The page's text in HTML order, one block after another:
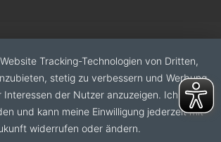
Tracking-Technologien von Dritten,
stetig zu verbessern und Werbung
der Nutzer anzuzeigen. Ich bin
und kann meine Einwilligung jederzeit mit
widerrufen oder ändern.